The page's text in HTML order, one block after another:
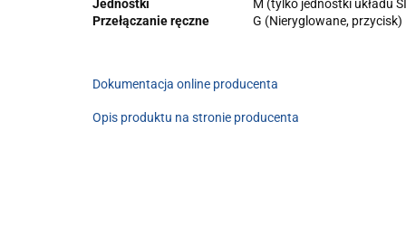
Jednostki
M (tylko jednostki układu
Przełączanie ręczne
G (Nieryglowane, przycisk)
Dokumentacja online producenta
Opis produktu na stronie producenta